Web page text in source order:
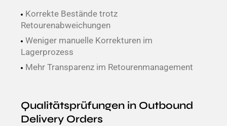
Korrekte Bestände trotz
Retourenabweichungen
Weniger manuelle Korrekturen im
Lagerprozess
Mehr Transparenz im Retourenmanagement
Qualitätsprüfungen in Outbound
Delivery Orders